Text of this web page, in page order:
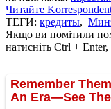
Читайте
ТЕГИ: кредиты,
Якщо ви помітили
натисніть Ctrl +